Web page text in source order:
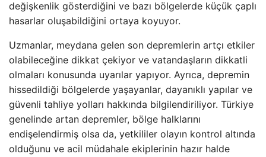
değişkenlik gösterdiğini ve bazı bölgelerde küçük çaplı
hasarlar oluşabildiğini ortaya koyuyor.
Uzmanlar, meydana gelen son depremlerin artçı etkiler
olabileceğine dikkat çekiyor ve vatandaşların dikkatli
olmaları konusunda uyarılar yapıyor. Ayrıca, depremin
hissedildiği bölgelerde yaşayanlar, dayanıklı yapılar ve
güvenli tahliye yolları hakkında bilgilendiriliyor. Türkiye
genelinde artan depremler, bölge halklarını
endişelendirmiş olsa da, yetkililer olayın kontrol altında
olduğunu ve acil müdahale ekiplerinin hazır halde